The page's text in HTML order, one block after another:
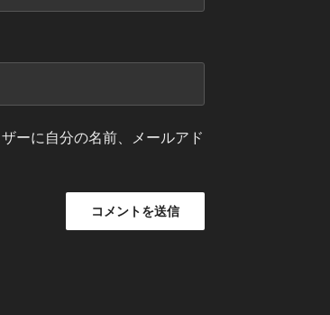
ーに自分の名前、メールアド